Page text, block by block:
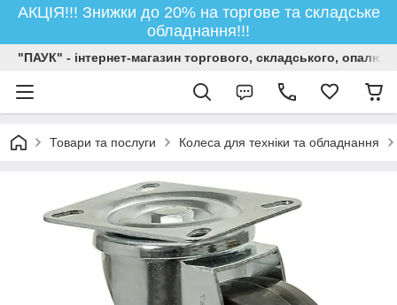
АКЦІЯ!!! Знижки до 20% на торгове та складське
обладнання!!!
"ПАУК" - інтернет-магазин торгового, складського,
Товари та послуги Колеса для техніки та обладнання